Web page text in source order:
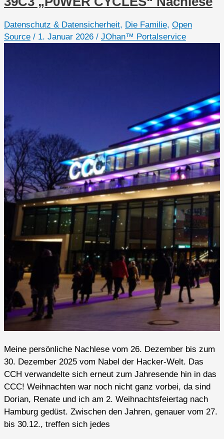
in
Kaarst
auf
dem
Datenschutz & Datensicherheit, Die Familie, Open
Source / 1. Januar 2026 / JOhan™ Portalservice
Meine persönliche Nachlese vom 26. Dezember bis zum
30. Dezember 2025 vom Nabel der Hacker-Welt. Das
CCH verwandelte sich erneut zum Jahresende hin in das
CCC! Weihnachten war noch nicht ganz vorbei, da sind
Dorian, Renate und ich am 2. Weihnachtsfeiertag nach
Hamburg gedüst. Zwischen den Jahren, genauer vom 27.
bis 30.12., treffen sich jedes